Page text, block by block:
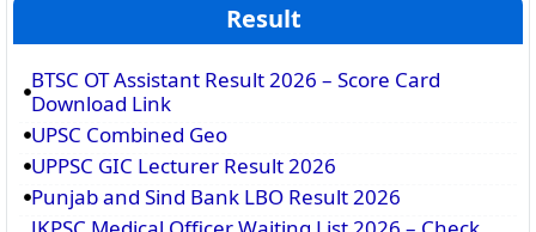
Result
BTSC OT Assistant Result 2026 – Score Card
Download Link
UPSC Combined Geo
UPPSC GIC Lecturer Result 2026
Punjab and Sind Bank LBO Result 2026